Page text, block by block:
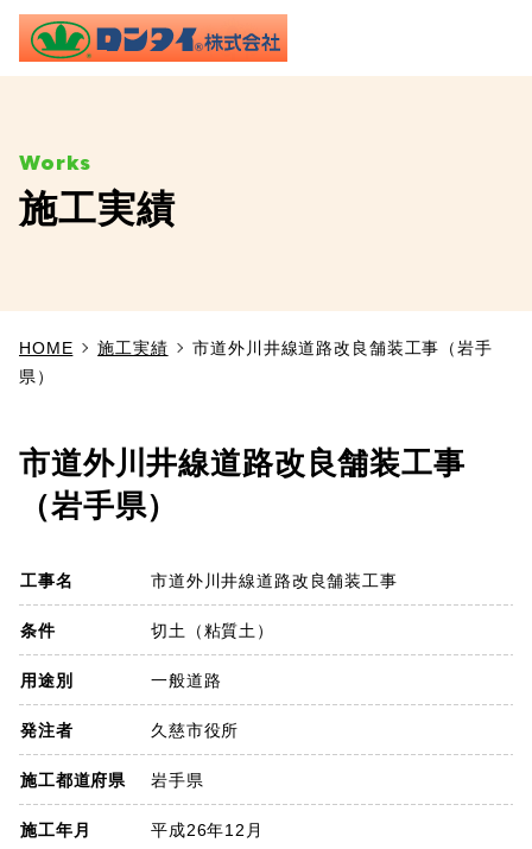
TOP
施工実績
よくあるご質問
会社概要
お知らせ
採用情報
プライバシーポリシー
施工実績
HOME 施工実績
市道外川井線道路改良舗装工事（岩手
県）
市道外川井線道路改良舗装工事
（岩手県）
工事名 市道外川井線道路改良舗装工事
条件 切土（粘質土）
用途別 一般道路
発注者 久慈市役所
施工都道府県 岩手県
施工年月 平成26年12月